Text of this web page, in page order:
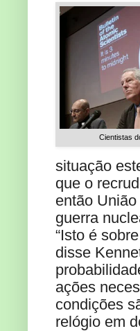
Cientistas
situação
que o
então
guerra
“Isto é
disse
ações
condições
relógio em